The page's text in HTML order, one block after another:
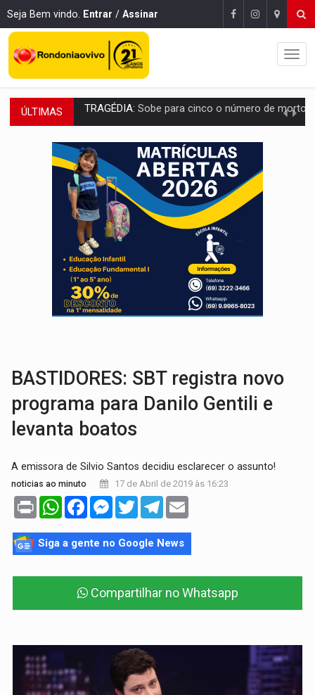
Seja Bem vindo. Entrar / Assinar
ÚLTIMAS TRANSPORTE DE ARROZ:MPF assegura cumprimento da legislação sobre transporte
DEEPFAKE:Sancionada lei contra violência sexual infantil na
COLEGIADO:Brasil e Rússia discutem energia nuclear, defesa e
URGENTE:Colisão entre caminhão e carro deixa quatro mortos e um em
ENCONTRO: Amazônia Negra ganha projeção nacional com participação de
PREVISÃO: Porto Velho tem chances de chuvas isoladas nesta
SINDICATOS UNIDOS: Assembleia Geral delibera greve da educação
PROCESSO SELETIVO: Rondoniaovivo abre oficina de Comunicação com
BASTIDORES: SBT registra novo
programa para Danilo Gentili e
levanta boatos
A emissora de Silvio Santos decidiu esclarecer o assunto!
noticias ao minuto 17 de Abril de 2019 às 16:23
Print WhatsAppFacebookMessenger
TwitterTelegram
Siga a gente no Google News
Compartilhar no Whatsapp